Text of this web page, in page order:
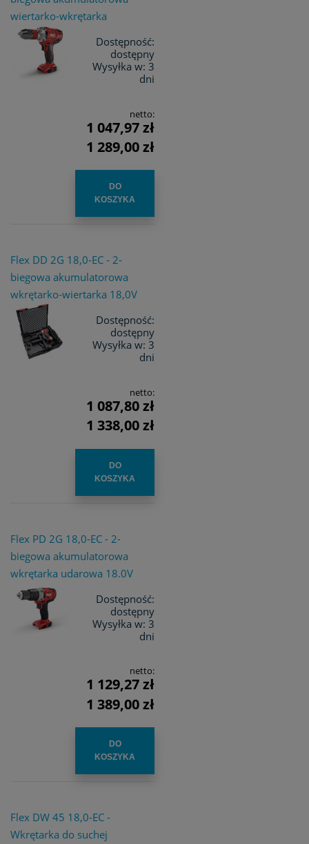
wiertarko-wkrętarka
Dostępność:
dostępny
Wysyłka w: 3
dni
netto:
1 047,97 zł
1 289,00 zł
DO
KOSZYKA
Flex DD 2G 18,0-EC - 2-
biegowa akumulatorowa
wkrętarko-wiertarka 18,0V
Dostępność:
dostępny
Wysyłka w: 3
dni
netto:
1 087,80 zł
1 338,00 zł
DO
KOSZYKA
Flex PD 2G 18,0-EC - 2-
biegowa akumulatorowa
wkrętarka udarowa 18.0V
Dostępność:
dostępny
Wysyłka w: 3
dni
netto:
1 129,27 zł
1 389,00 zł
DO
KOSZYKA
Flex DW 45 18,0-EC -
Wkrętarka do suchej